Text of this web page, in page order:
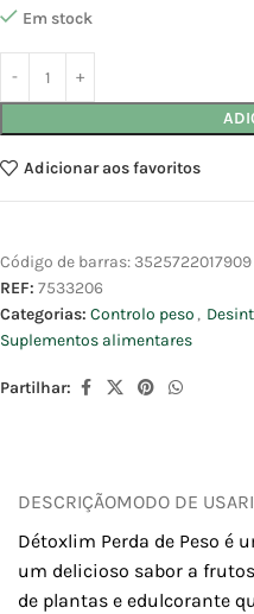
Em stock
Adicionar aos favoritos
Código de barras: 3525722017909
REF: 7533206
Categorias: Controlo peso ,
Suplementos alimentares
Partilhar:
DESCRIÇÃOMODO DE USAR
Détoxlim Perda de Peso é
um delicioso sabor a
de plantas e edulcorante